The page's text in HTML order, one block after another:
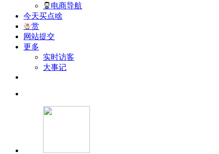
电商导航
今天买点啥
赏
网站提交
更多
实时访客
大事记